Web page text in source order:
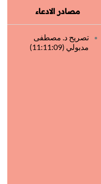
مصادر الادعاء
تصريح د. مصطفى
مدبولي (11:11:09)